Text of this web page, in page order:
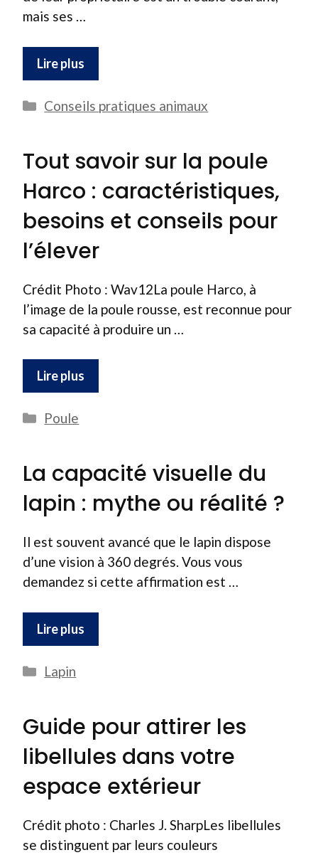
mais ses …
Lire plus
Catégories
Conseils pratiques animaux
Tout savoir sur la poule
Harco : caractéristiques,
besoins et conseils pour
l’élever
Crédit Photo : Wav12La poule Harco, à
l’image de la poule rousse, est reconnue pour
sa capacité à produire un …
Lire plus
Catégories
Poule
La capacité visuelle du
lapin : mythe ou réalité ?
Il est souvent avancé que le lapin dispose
d’une vision à 360 degrés. Vous vous
demandez si cette affirmation est …
Lire plus
Catégories
Lapin
Guide pour attirer les
libellules dans votre
espace extérieur
Crédit photo : Charles J. SharpLes libellules
se distinguent par leurs couleurs